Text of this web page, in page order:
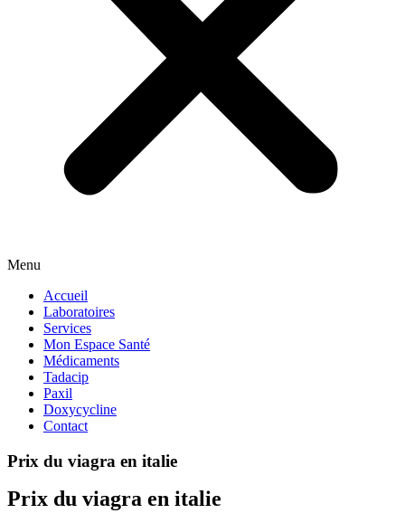
Menu
Accueil
Laboratoires
Services
Mon Espace Santé
Médicaments
Tadacip
Paxil
Doxycycline
Contact
Prix du viagra en italie
Prix du viagra en italie